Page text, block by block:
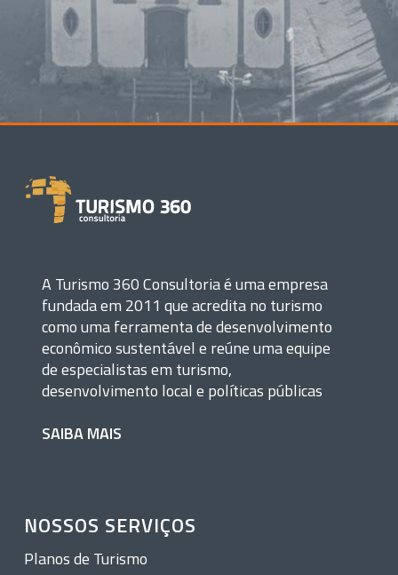
A Turismo 360 Consultoria é uma empresa
fundada em 2011 que acredita no turismo
como uma ferramenta de desenvolvimento
econômico sustentável e reúne uma equipe
de especialistas em turismo,
desenvolvimento local e políticas públicas
SAIBA MAIS
NOSSOS SERVIÇOS
Planos de Turismo